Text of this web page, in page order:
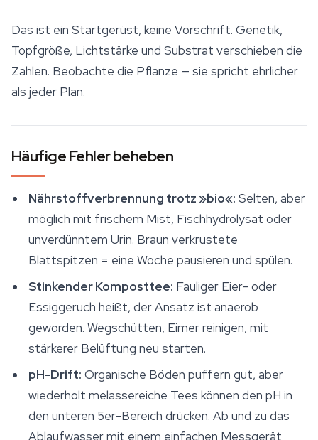
Das ist ein Startgerüst, keine Vorschrift. Genetik,
Topfgröße, Lichtstärke und Substrat verschieben die
Zahlen. Beobachte die Pflanze — sie spricht ehrlicher
als jeder Plan.
Häufige Fehler beheben
Nährstoffverbrennung trotz »bio«: Selten, aber
möglich mit frischem Mist, Fischhydrolysat oder
unverdünntem Urin. Braun verkrustete
Blattspitzen = eine Woche pausieren und spülen.
Stinkender Komposttee: Fauliger Eier- oder
Essiggeruch heißt, der Ansatz ist anaerob
geworden. Wegschütten, Eimer reinigen, mit
stärkerer Belüftung neu starten.
pH-Drift: Organische Böden puffern gut, aber
wiederholt melassereiche Tees können den pH in
den unteren 5er-Bereich drücken. Ab und zu das
Ablaufwasser mit einem einfachen Messgerät